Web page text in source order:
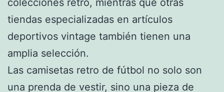
tiendas especializadas en artículos
deportivos vintage también tienen una
amplia selección.
Las camisetas retro de fútbol no solo son
una prenda de vestir, sino una pieza de